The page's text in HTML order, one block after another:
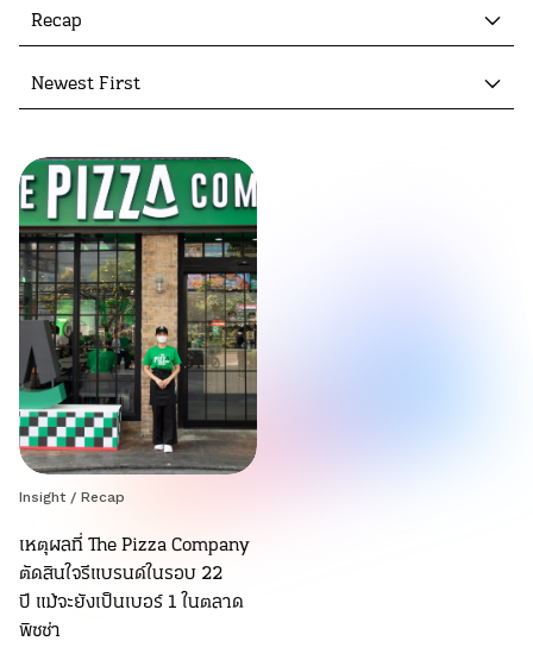
Recap
Newest First
Insight / Recap
เหตุผลที่ The Pizza Company
ตัดสินใจรีแบรนด์ในรอบ 22
ปี แม้จะยังเป็นเบอร์ 1 ในตลาด
พิซซ่า